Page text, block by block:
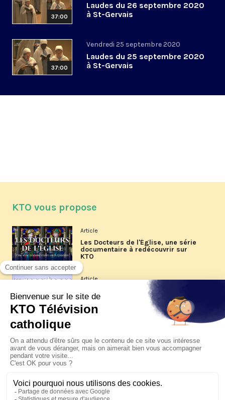
37:00
Laudes du 26 septembre 2020
à St-Gervais
37:00
Vendredi 25 septembre 2020
Laudes du 25 septembre 2020
à St-Gervais
KTO vous propose
Article
Les Docteurs de l'Église, une série
documentaire à redécouvrir sur
KTO
Article
Les reportages d'été 2026 de KTO
La visite pastorale du pape Léon
XIV à Assise à suivre sur KTO le
jeudi 6 août
Le pape en Uruguay, Argentine et
Pérou du 6 au 17 novembre 2026